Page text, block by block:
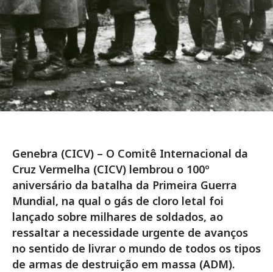
Genebra (CICV) – O Comitê Internacional da
Cruz Vermelha (CICV) lembrou o 100º
aniversário da batalha da Primeira Guerra
Mundial, na qual o gás de cloro letal foi
lançado sobre milhares de soldados, ao
ressaltar a necessidade urgente de avanços
no sentido de livrar o mundo de todos os tipos
de armas de destruição em massa (ADM).